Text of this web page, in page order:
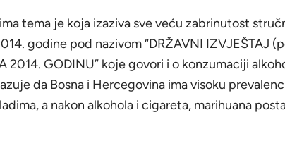
tema je koja izaziva sve veću zabrinutost
godine pod nazivom “DRŽAVNI IZVJEŠTAJ
2014. GODINU” koje govori i o konzumaciji
da Bosna i Hercegovina ima visoku
a nakon alkohola i cigareta, marihuana